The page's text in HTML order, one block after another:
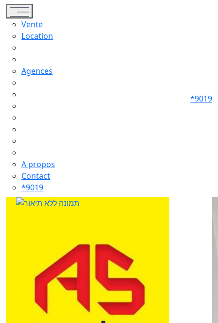
Toggle navigation
Vente
Location
Agences
A propos
Contact
*9019
*9019